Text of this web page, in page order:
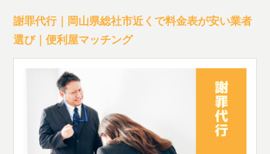
謝罪代行｜岡山県総社市近くで料金表が安い業者
選び｜便利屋マッチング